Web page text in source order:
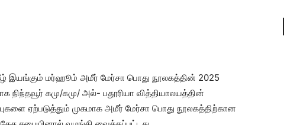
கீழ் இயங்கும் மர்ஹூம் அமீர் மேர்சா பொது நூலகத்தின் 2025
நிந்தவூர் கமு/கமு/ அல்- பதூரியா வித்தியாலயத்தின்
ஏற்படுத்தும் முகமாக அமீர் மேர்சா பொது நூலகத்திற்கான